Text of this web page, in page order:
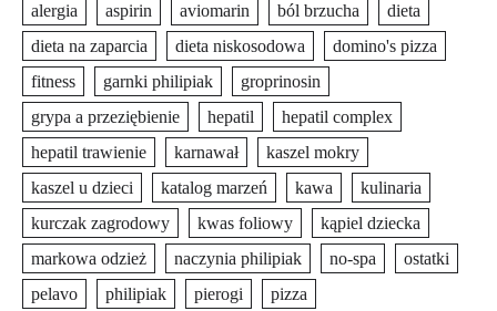
alergia aspirin aviomarin ból brzucha
dieta
dieta na zaparcia
dieta niskosodowa
domino's pizza
fitness
garnki philipiak
groprinosin
grypa a przeziębienie
hepatil
hepatil complex
hepatil trawienie
karnawał
kaszel mokry
kaszel u dzieci
katalog marzeń kawa
kulinaria
kurczak zagrodowy
kwas foliowy
kąpiel dziecka
markowa odzież
naczynia philipiak no-spa
ostatki
pelavo
philipiak pierogi pizza